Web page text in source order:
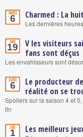
Mars
6 Charmed : La
Les dernières
Mai
19
V les visiteurs
fans sont déçus
Les envahisseurs sont
Avril
6
Le producteur
réalité on se
Spoilers sur la saison 4 et
fin
Jan.
1 Les meilleurs